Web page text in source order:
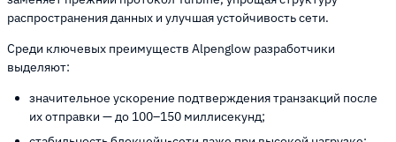
распространения данных и улучшая устойчивость сети.
Среди ключевых преимуществ Alpenglow разработчики
выделяют:
значительное ускорение подтверждения транзакций после
их отправки — до 100–150 миллисекунд;